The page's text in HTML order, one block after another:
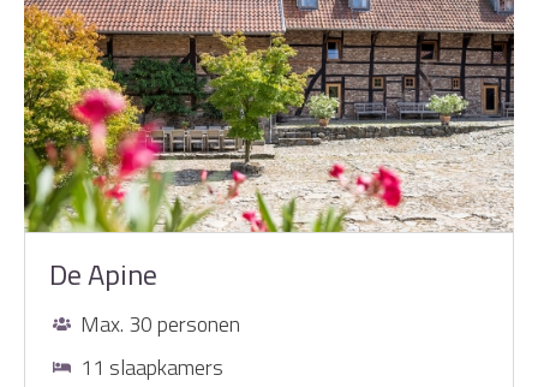
De Apine
Max. 30 personen
11 slaapkamers